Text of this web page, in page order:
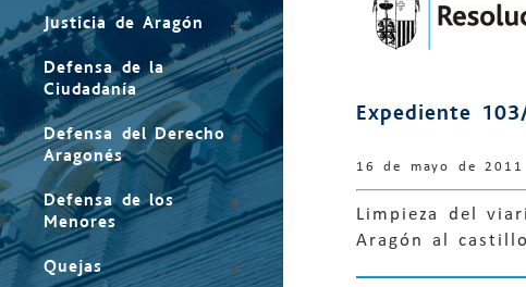
Justicia de Aragón
Defensa de la
Ciudadanía
Defensa del Derecho
Aragonés
Defensa de los
Menores
Quejas
Expediente
16 de mayo de 2011
Limpieza del
Aragón al